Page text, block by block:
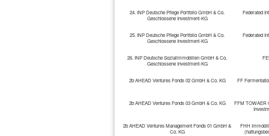
24. INP Deutsche Pflege Portfolio GmbH & Co.
Geschlossene Investment-KG
Federated
25. INP Deutsche Pflege Portfolio GmbH & Co.
Geschlossene Investment-KG
Federated
26. INP Deutsche Sozialimmobilien GmbH & Co.
Geschlossene Investment-KG
2b AHEAD Ventures Fonds 02 GmbH & Co. KG FF
2b AHEAD Ventures Fonds 03 GmbH & Co. KG
FFM TOWAER
2b AHEAD Ventures Management Fonds 01 GmbH &
Co. KG
FHH